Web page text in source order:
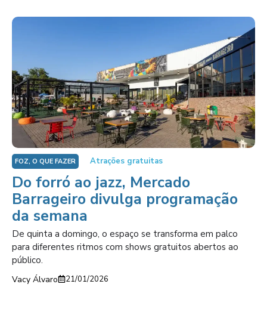
FOZ, O QUE FAZER Atrações gratuitas
Do forró ao jazz, Mercado
Barrageiro divulga programação
da semana
De quinta a domingo, o espaço se transforma em palco
para diferentes ritmos com shows gratuitos abertos ao
público.
Vacy Álvaro 21/01/2026